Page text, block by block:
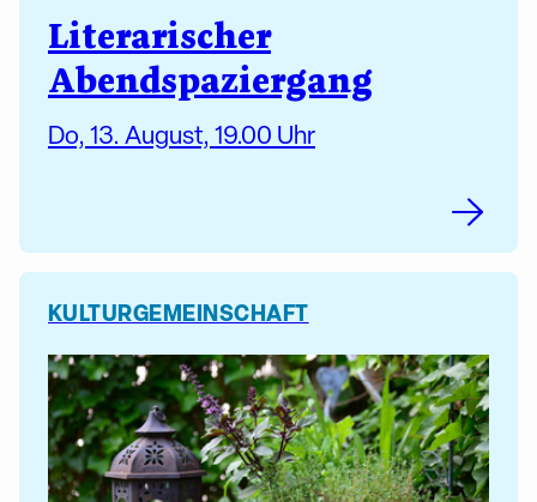
Literarischer
Abendspaziergang
Do, 13. August, 19.00 Uhr
KULTURGEMEINSCHAFT